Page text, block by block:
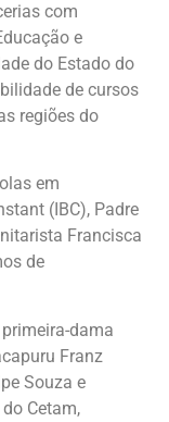
com
e
do Estado do
de cursos
regiões do
em
(IBC), Padre
Francisca
de
dama
Franz
Souza e
Cetam,